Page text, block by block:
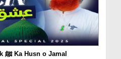
Asman Aur Rasool e Pak ﷺ Ka Husn o Jamal